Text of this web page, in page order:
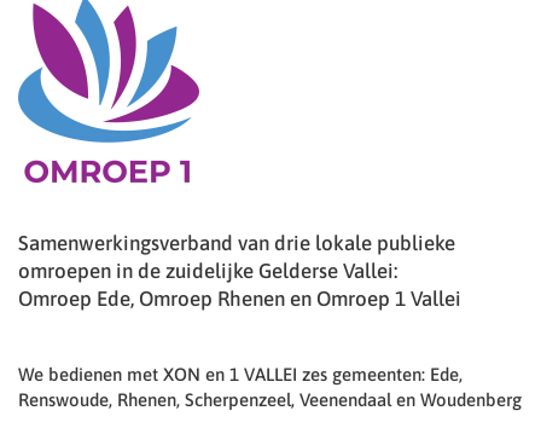
Samenwerkingsverband van drie lokale publieke
omroepen in de zuidelijke Gelderse Vallei:
Omroep Ede, Omroep Rhenen en Omroep 1 Vallei
We bedienen met XON en 1 VALLEI zes gemeenten: Ede,
Renswoude, Rhenen, Scherpenzeel, Veenendaal en Woudenberg